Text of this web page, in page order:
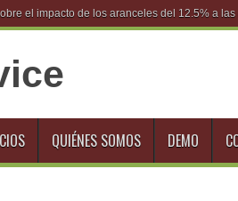
el impacto de los aranceles del 12.5% a
QUIÉNES SOMOS DEMO